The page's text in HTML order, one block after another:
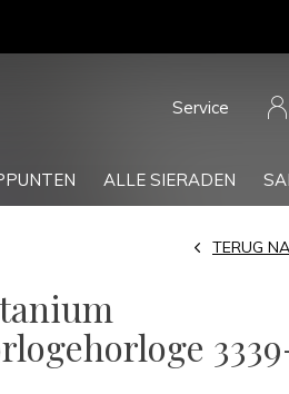
ALLE SIERADEN
Service
TERUG